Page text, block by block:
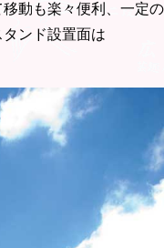
動も楽々便利、一定の
ンド設置面は